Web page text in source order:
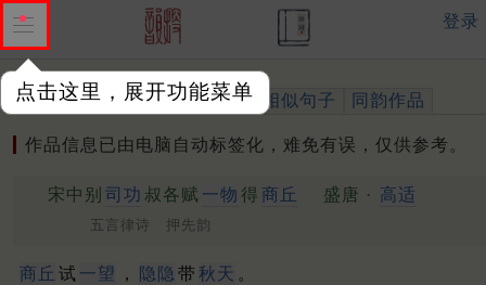
点击这里，展开功能菜单
登录
作品 标注四声 出处、引用 相似句子 同韵作品
作品信息已由电脑自动标签化，难免有误，仅供参考。
宋中别 司功 叔各赋 一物 得 商丘 盛唐 · 高适
五言律诗 押先韵
商丘 试 一望 ， 隐隐 带 秋天 。